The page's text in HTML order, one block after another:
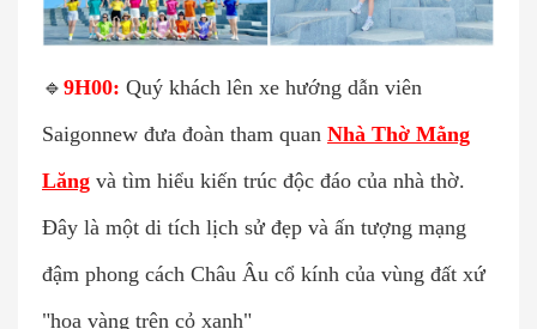
🔹 9H00: Quý khách lên xe hướng dẫn viên
Saigonnew đưa đoàn tham quan Nhà Thờ Mằng
Lăng và tìm hiểu kiến trúc độc đáo của nhà thờ.
Đây là một di tích lịch sử đẹp và ấn tượng mạng
đậm phong cách Châu Âu cổ kính của vùng đất xứ
"hoa vàng trên cỏ xanh"